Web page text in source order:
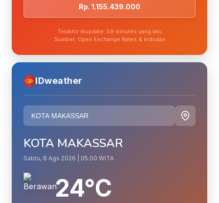
Rp. 1.155.439.000
Terakhir diupdate: 59 minutes yang lalu
Sumber: Open Exchange Rates & Indodax
IDweather
KOTA MAKASSAR
Sabtu, 8 Ags 2026 | 05.00 WITA
24°C